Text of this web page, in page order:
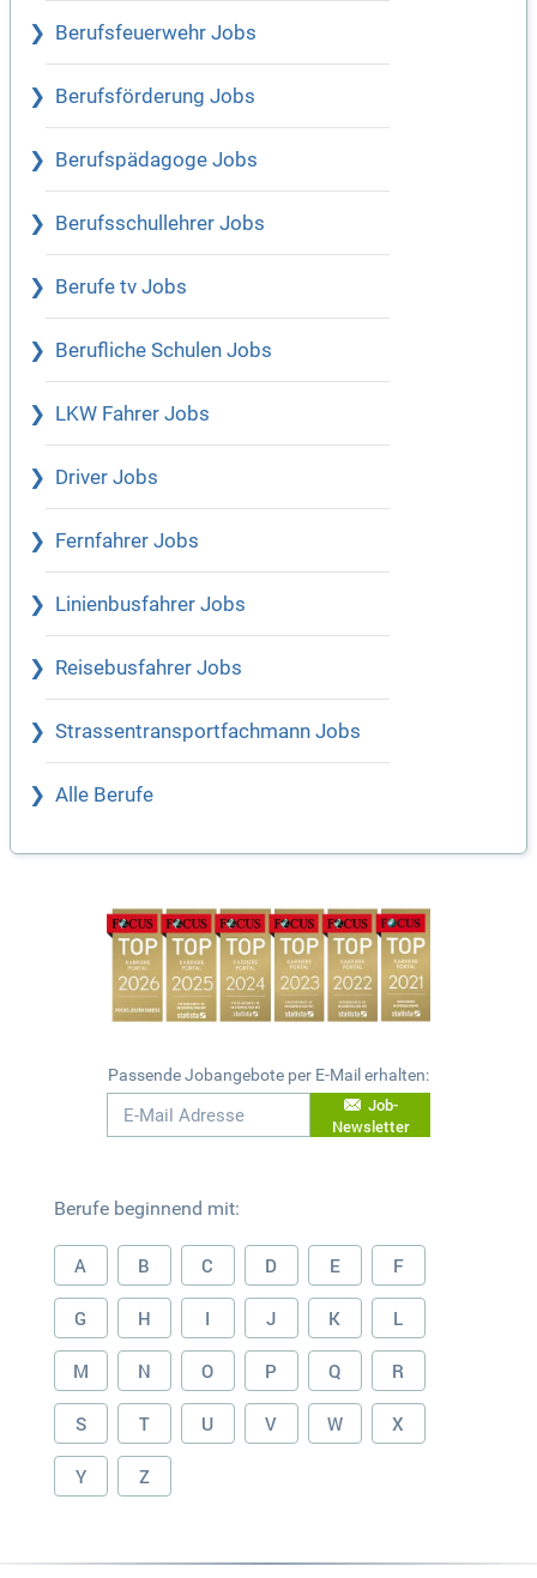
Berufsfeuerwehr Jobs
Berufsförderung Jobs
Berufspädagoge Jobs
Berufsschullehrer Jobs
Berufe tv Jobs
Berufliche Schulen Jobs
LKW Fahrer Jobs
Driver Jobs
Fernfahrer Jobs
Linienbusfahrer Jobs
Reisebusfahrer Jobs
Strassentransportfachmann Jobs
Alle Berufe
Passende Jobangebote per E-Mail erhalten:
Job-
Newsletter
Berufe beginnend mit:
A B C D E F
G H I J K L
M N O P Q R
S T U V W X
Y Z